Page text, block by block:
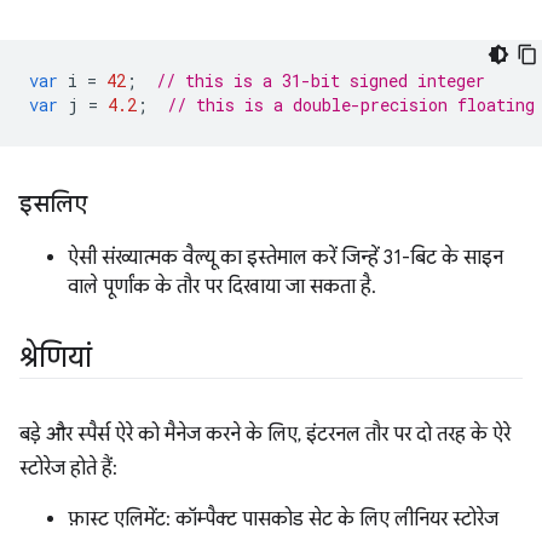
var i = 42 ;
// this is a 31-bit signed integer
var j = 4.2 ; // this is a double-precision floating
इसलिए
ऐसी संख्यात्मक वैल्यू का इस्तेमाल करें जिन्हें 31-बिट के साइन
वाले पूर्णांक के तौर पर दिखाया जा सकता है.
श्रेणियां
बड़े और स्पैर्स ऐरे को मैनेज करने के लिए, इंटरनल तौर पर दो तरह के ऐरे
स्टोरेज होते हैं:
फ़ास्ट एलिमेंट: कॉम्पैक्ट पासकोड सेट के लिए लीनियर स्टोरेज